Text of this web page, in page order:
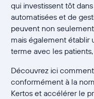
qui investissent tôt
automatisées et de
peuvent non
mais également établir
terme avec les
Découvrez ici
conformément à la
Kertos et accélérer le